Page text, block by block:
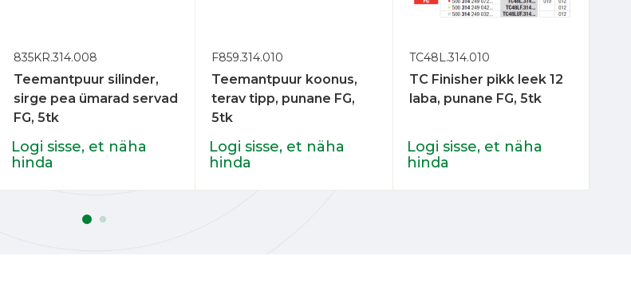
835KR.314.008
Teemantpuur silinder,
sirge pea ümarad servad
FG, 5tk
Logi sisse, et näha
hinda
F859.314.010
Teemantpuur koonus,
terav tipp, punane FG,
5tk
Logi sisse, et näha
hinda
TC48L.314.010
TC Finisher pikk leek 12
laba, punane FG, 5tk
Logi sisse, et näha
hinda